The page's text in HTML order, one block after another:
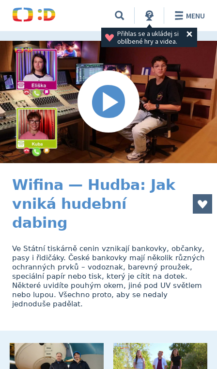
Přihlas se a ukládej si
oblíbené hry a videa.
MENU
Wifina — Hudba: Jak
vniká hudební
dabing
Ve Státní tiskárně cenin vznikají bankovky, občanky,
pasy i řidičáky. České bankovky mají několik různých
ochranných prvků – vodoznak, barevný proužek,
speciální papír nebo tisk, který je cítit na dotek.
Některé uvidíte pouhým okem, jiné pod UV světlem
nebo lupou. Všechno proto, aby se nedaly
jednoduše padělat.